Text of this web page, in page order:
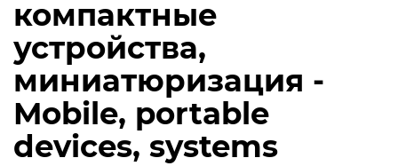
компактные
устройства,
миниатюризация -
Mobile, portable
devices, systems